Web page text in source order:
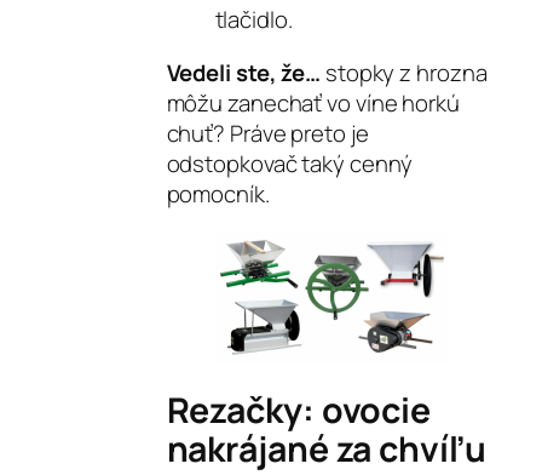
tlačidlo.
Vedeli ste, že… stopky z hrozna
môžu zanechať vo víne horkú
chuť? Práve preto je
odstopkovač taký cenný
pomocník.
Rezačky: ovocie
nakrájané za chvíľu